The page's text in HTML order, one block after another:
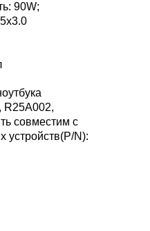
90W;
R25A002,
совместим с
устройств(P/N):